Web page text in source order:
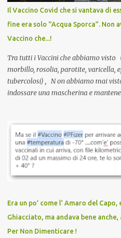
anche a persone sane, giovani,
serve una prescrizione. Non c’è
L’unico atto richiesto è una fi...
Il Vaccino Covid che si vantava di
fine era solo "Acqua Sporca". Non
Vaccino che...!
Tra tutti i Vaccini che abbiamo visto
morbillo, rosolia, parotite, varicella,
tubercolosi) , N on abbiamo mai
indossare una mascherina e
vaccinazione. Non avevamo mai
sconti, incentivi per vaccinarsi. Non
discriminazioni per coloro che non
vaccinato, nessuno aveva prima
persona cattiva. Non avevamo mai
vaccino usato per minacciare i mezzi
scuola. Non avevamo mai visto un
dodicenne di ignorare il consenso
che abbiamo elencato sopra...
Era un po' come l' Amaro del
Ghiacciato, ma andava bene
Per Non Dimenticare !